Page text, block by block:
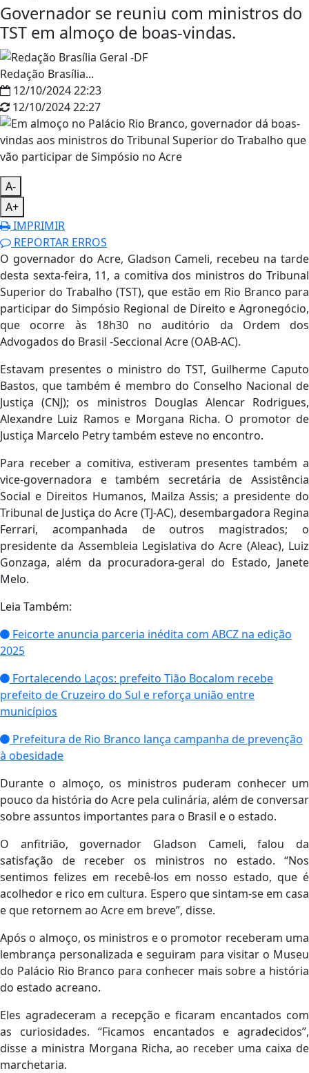
Governador se reuniu com ministros do
TST em almoço de boas-vindas.
Redação Brasília...
12/10/2024 22:23
12/10/2024 22:27
A-
A+
IMPRIMIR
REPORTAR ERROS
O governador do Acre, Gladson Cameli, recebeu na tarde
desta sexta-feira, 11, a comitiva dos ministros do Tribunal
Superior do Trabalho (TST), que estão em Rio Branco para
participar do Simpósio Regional de Direito e Agronegócio,
que ocorre às 18h30 no auditório da Ordem dos
Advogados do Brasil -Seccional Acre (OAB-AC).
Estavam presentes o ministro do TST, Guilherme Caputo
Bastos, que também é membro do Conselho Nacional de
Justiça (CNJ); os ministros Douglas Alencar Rodrigues,
Alexandre Luiz Ramos e Morgana Richa. O promotor de
Justiça Marcelo Petry também esteve no encontro.
Para receber a comitiva, estiveram presentes também a
vice-governadora e também secretária de Assistência
Social e Direitos Humanos, Mailza Assis; a presidente do
Tribunal de Justiça do Acre (TJ-AC), desembargadora Regina
Ferrari, acompanhada de outros magistrados; o
presidente da Assembleia Legislativa do Acre (Aleac), Luiz
Gonzaga, além da procuradora-geral do Estado, Janete
Melo.
Leia Também:
Feicorte anuncia parceria inédita com ABCZ na edição
2025
Fortalecendo Laços: prefeito Tião Bocalom recebe
prefeito de Cruzeiro do Sul e reforça união entre
municípios
Prefeitura de Rio Branco lança campanha de prevenção
à obesidade
Durante o almoço, os ministros puderam conhecer um
pouco da história do Acre pela culinária, além de conversar
sobre assuntos importantes para o Brasil e o estado.
O anfitrião, governador Gladson Cameli, falou da
satisfação de receber os ministros no estado. “Nos
sentimos felizes em recebê-los em nosso estado, que é
acolhedor e rico em cultura. Espero que sintam-se em casa
e que retornem ao Acre em breve”, disse.
Após o almoço, os ministros e o promotor receberam uma
lembrança personalizada e seguiram para visitar o Museu
do Palácio Rio Branco para conhecer mais sobre a história
do estado acreano.
Eles agradeceram a recepção e ficaram encantados com
as curiosidades. “Ficamos encantados e agradecidos”,
disse a ministra Morgana Richa, ao receber uma caixa de
marchetaria.